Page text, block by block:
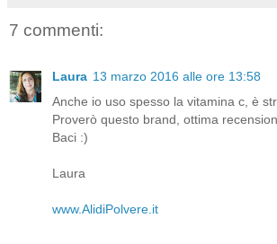
7 commenti:
Laura 13 marzo 2016 alle ore 13:58
Anche io uso spesso la vitamina c, è
Proverò questo brand, ottima
Baci :)
Laura
www.AlidiPolvere.it